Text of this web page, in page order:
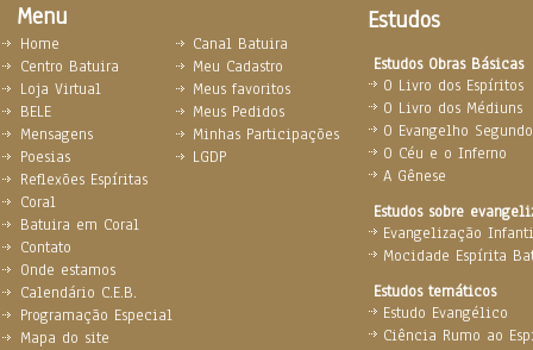
Menu Estudos
Estudos Obras Básicas
O Livro dos Espíritos
O Livro dos Médiuns
O Evangelho
O Céu e o Inferno
A Gênese
Estudos sobre
Evangelização
Mocidade Espírita
Estudos temáticos
Estudo Evangélico
Ciência Rumo ao
Home
Centro Batuira
Loja Virtual
BELE
Mensagens
Poesias
Reflexões Espíritas
Coral
Batuira em Coral
Contato
Onde estamos
Calendário C.E.B.
Programação Especial
Mapa do site
Canal Batuira
Meu Cadastro
Meus favoritos
Meus Pedidos
Minhas Participações
LGDP